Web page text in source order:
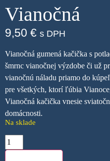
Vianočná
9,50 € s DPH
Vianočná gumená kačička s
šmrnc vianočnej výzdobe či už
vianočnú náladu priamo do
pre všetkých, ktorí ľúbia
Vianočná kačička vnesie
domácnosti.
Na sklade